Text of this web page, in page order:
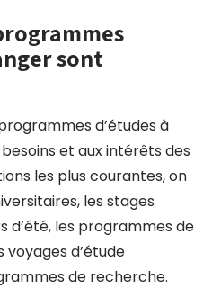
sont
d’études à
et aux intérêts des
les plus courantes, on
les stages
d’été, les programmes de
voyages d’étude
de recherche.